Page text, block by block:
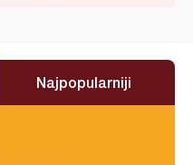
Najpopularniji